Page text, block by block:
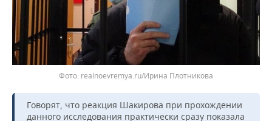
realnoevremya.ru/Ирина Плотникова
Говорят, что реакция Шакирова при прохождении
данного исследования практически сразу показала